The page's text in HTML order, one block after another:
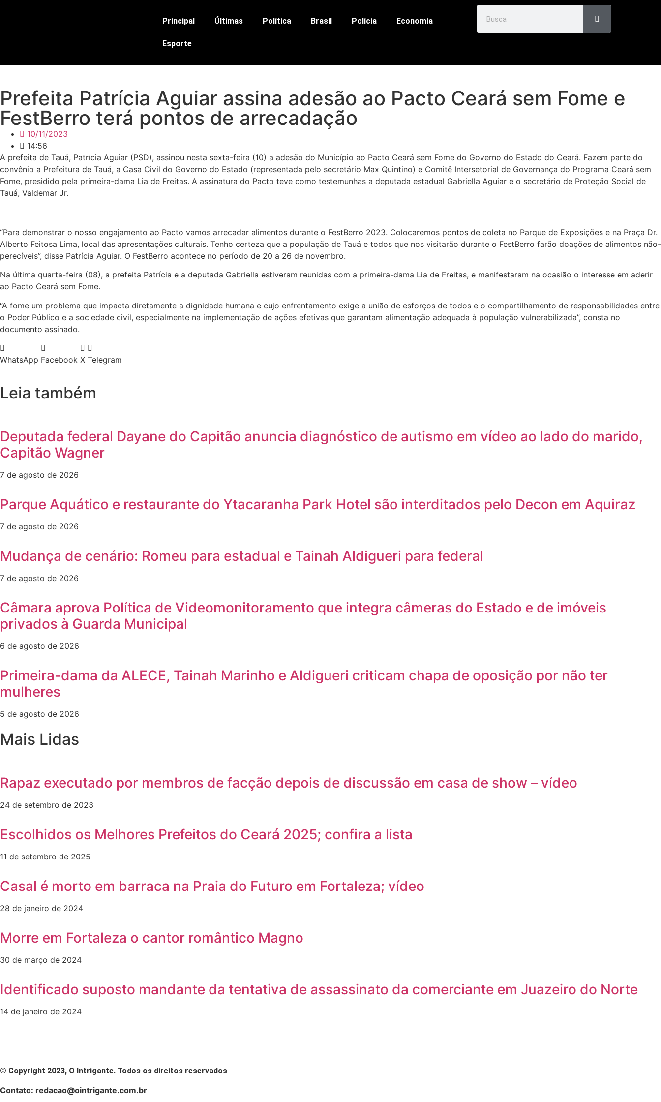
Principal Últimas Política Brasil Polícia Economia
Esporte
Prefeita Patrícia Aguiar assina adesão ao Pacto Ceará sem Fome e
FestBerro terá pontos de arrecadação
10/11/2023
14:56
A prefeita de Tauá, Patrícia Aguiar (PSD), assinou nesta sexta-feira (10) a adesão do Município ao Pacto Ceará sem Fome do Governo do Estado do Ceará. Fazem parte do
convênio a Prefeitura de Tauá, a Casa Civil do Governo do Estado (representada pelo secretário Max Quintino) e Comitê Intersetorial de Governança do Programa Ceará sem
Fome, presidido pela primeira-dama Lia de Freitas. A assinatura do Pacto teve como testemunhas a deputada estadual Gabriella Aguiar e o secretário de Proteção Social de
Tauá, Valdemar Jr.
“Para demonstrar o nosso engajamento ao Pacto vamos arrecadar alimentos durante o FestBerro 2023. Colocaremos pontos de coleta no Parque de Exposições e na Praça Dr.
Alberto Feitosa Lima, local das apresentações culturais. Tenho certeza que a população de Tauá e todos que nos visitarão durante o FestBerro farão doações de alimentos não-
perecíveis”, disse Patrícia Aguiar. O FestBerro acontece no período de 20 a 26 de novembro.
Na última quarta-feira (08), a prefeita Patrícia e a deputada Gabriella estiveram reunidas com a primeira-dama Lia de Freitas, e manifestaram na ocasião o interesse em aderir
ao Pacto Ceará sem Fome.
“A fome um problema que impacta diretamente a dignidade humana e cujo enfrentamento exige a união de esforços de todos e o compartilhamento de responsabilidades entre
o Poder Público e a sociedade civil, especialmente na implementação de ações efetivas que garantam alimentação adequada à população vulnerabilizada”, consta no
documento assinado.
WhatsApp Facebook X Telegram
Leia também
Deputada federal Dayane do Capitão anuncia diagnóstico de autismo em vídeo ao lado do marido,
Capitão Wagner
7 de agosto de 2026
Parque Aquático e restaurante do Ytacaranha Park Hotel são interditados pelo Decon em Aquiraz
7 de agosto de 2026
Mudança de cenário: Romeu para estadual e Tainah Aldigueri para federal
7 de agosto de 2026
Câmara aprova Política de Videomonitoramento que integra câmeras do Estado e de imóveis
privados à Guarda Municipal
6 de agosto de 2026
Primeira-dama da ALECE, Tainah Marinho e Aldigueri criticam chapa de oposição por não ter
mulheres
5 de agosto de 2026
Mais Lidas
Rapaz executado por membros de facção depois de discussão em casa de show – vídeo
24 de setembro de 2023
Escolhidos os Melhores Prefeitos do Ceará 2025; confira a lista
11 de setembro de 2025
Casal é morto em barraca na Praia do Futuro em Fortaleza; vídeo
28 de janeiro de 2024
Morre em Fortaleza o cantor romântico Magno
30 de março de 2024
Identificado suposto mandante da tentativa de assassinato da comerciante em Juazeiro do Norte
14 de janeiro de 2024
© Copyright 2023, O Intrigante. Todos os direitos reservados
Contato: redacao@ointrigante.com.br